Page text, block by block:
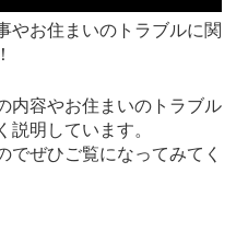
お住まいのトラブルに関
容やお住まいのトラブル
説明しています。
ぜひご覧になってみてく